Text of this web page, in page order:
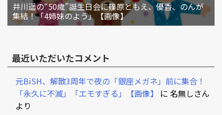
井川遥の“50歳”誕生日会に篠原ともえ、優香、のんが
集結！「4姉妹のよう」【画像】
最近いただいたコメント
元BiSH、解散3周年で夜の「銀座メガネ」前に集合！
「永久に不滅」「エモすぎる」【画像】
に 名無しさん
より